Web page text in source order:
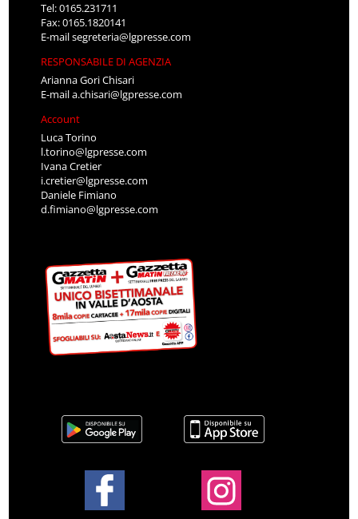
Tel: 0165.231711
Fax: 0165.1820141
E-mailsegreteria@lgpresse.com
RESPONSABILE DI AGENZIA
Arianna Gori Chisari
E-maila.chisari@lgpresse.com
Account
Luca Torino
l.torino@lgpresse.com
Ivana Cretier
i.cretier@lgpresse.com
Daniele Fimiano
d.fimiano@lgpresse.com